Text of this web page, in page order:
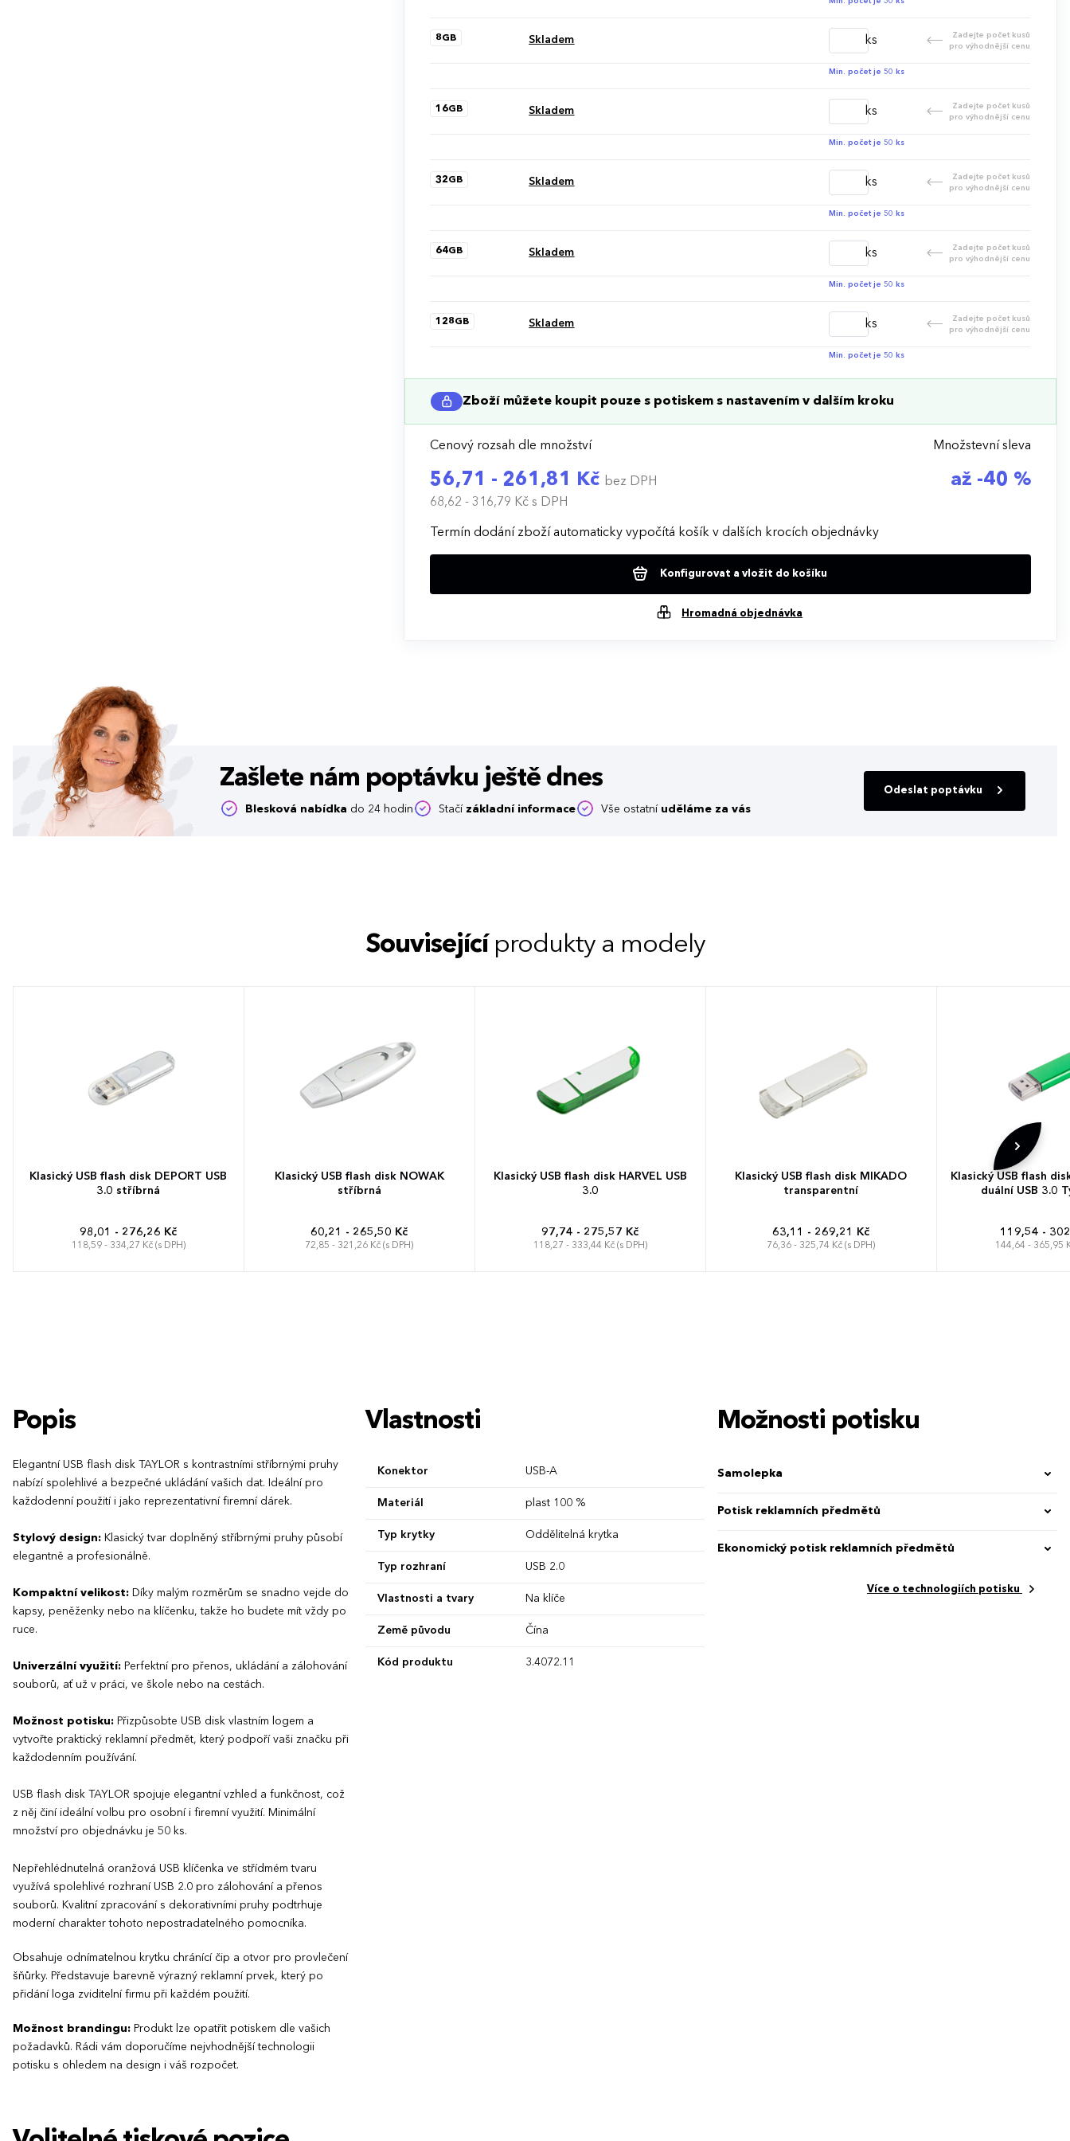
8GB Skladem ks
Zadejte počet kusů
pro výhodnější cenu
Min. počet je 50 ks
16GB Skladem ks
Zadejte počet kusů
pro výhodnější cenu
Min. počet je 50 ks
32GB Skladem ks
Zadejte počet kusů
pro výhodnější cenu
Min. počet je 50 ks
64GB Skladem ks
Zadejte počet kusů
pro výhodnější cenu
Min. počet je 50 ks
128GB Skladem ks
Zadejte počet kusů
pro výhodnější cenu
Min. počet je 50 ks
Zboží můžete koupit pouze s potiskem s nastavením v dalším kroku
Cenový rozsah dle množství
56,71 - 261,81 Kč bez DPH
68,62 - 316,79 Kčs DPH
Množstevní sleva
až -40 %
Termín dodání zboží automaticky vypočítá košík v dalších krocích objednávky
Konfigurovat a vložit do košíku
Hromadná objednávka
Zašlete nám poptávku ještě dnes
Blesková nabídka do 24 hodin Stačí základní informace Vše ostatní uděláme za vás
Odeslat poptávku
Související produkty a modely
Klasický USB flash disk DEPORT USB
3.0 stříbrná
98,01 - 276,26 Kč
118,59 - 334,27 Kč (s DPH)
Klasický USB flash disk NOWAK
stříbrná
60,21 - 265,50 Kč
72,85 - 321,26 Kč (s DPH)
Klasický USB flash disk HARVEL USB
3.0
97,74 - 275,57 Kč
118,27 - 333,44 Kč (s DPH)
Klasický USB flash disk MIKADO
transparentní
63,11 - 269,21 Kč
76,36 - 325,74 Kč (s DPH)
Klasický USB flash
duální USB 3.0
119,54 -
144,64 - 365,95
Popis
Elegantní USB flash disk TAYLOR s kontrastními stříbrnými pruhy
nabízí spolehlivé a bezpečné ukládání vašich dat. Ideální pro
každodenní použití i jako reprezentativní firemní dárek.
Stylový design: Klasický tvar doplněný stříbrnými pruhy působí
elegantně a profesionálně.
Kompaktní velikost: Díky malým rozměrům se snadno vejde do
kapsy, peněženky nebo na klíčenku, takže ho budete mít vždy po
ruce.
Univerzální využití: Perfektní pro přenos, ukládání a zálohování
souborů, ať už v práci, ve škole nebo na cestách.
Možnost potisku: Přizpůsobte USB disk vlastním logem a
vytvořte praktický reklamní předmět, který podpoří vaši značku při
každodenním používání.
USB flash disk TAYLOR spojuje elegantní vzhled a funkčnost, což
z něj činí ideální volbu pro osobní i firemní využití. Minimální
množství pro objednávku je 50 ks.
Nepřehlédnutelná oranžová USB klíčenka ve střídmém tvaru
využívá spolehlivé rozhraní USB 2.0 pro zálohování a přenos
souborů. Kvalitní zpracování s dekorativními pruhy podtrhuje
moderní charakter tohoto nepostradatelného pomocníka.
Obsahuje odnímatelnou krytku chránící čip a otvor pro provlečení
šňůrky. Představuje barevně výrazný reklamní prvek, který po
přidání loga zviditelní firmu při každém použití.
Možnost brandingu: Produkt lze opatřit potiskem dle vašich
požadavků. Rádi vám doporučíme nejvhodnější technologii
potisku s ohledem na design i váš rozpočet.
Vlastnosti
Konektor USB-A
Materiál plast 100 %
Typ krytky Oddělitelná krytka
Typ rozhraní USB 2.0
Vlastnosti a tvary Na klíče
Země původu Čína
Kód produktu 3.4072.11
Možnosti potisku
Samolepka
Potisk reklamních předmětů
Ekonomický potisk reklamních předmětů
Více o technologiích potisku